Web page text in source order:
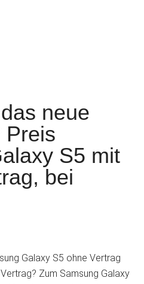
neue
Preis
S5 mit
bei
Galaxy S5 ohne Vertrag
Zum Samsung Galaxy